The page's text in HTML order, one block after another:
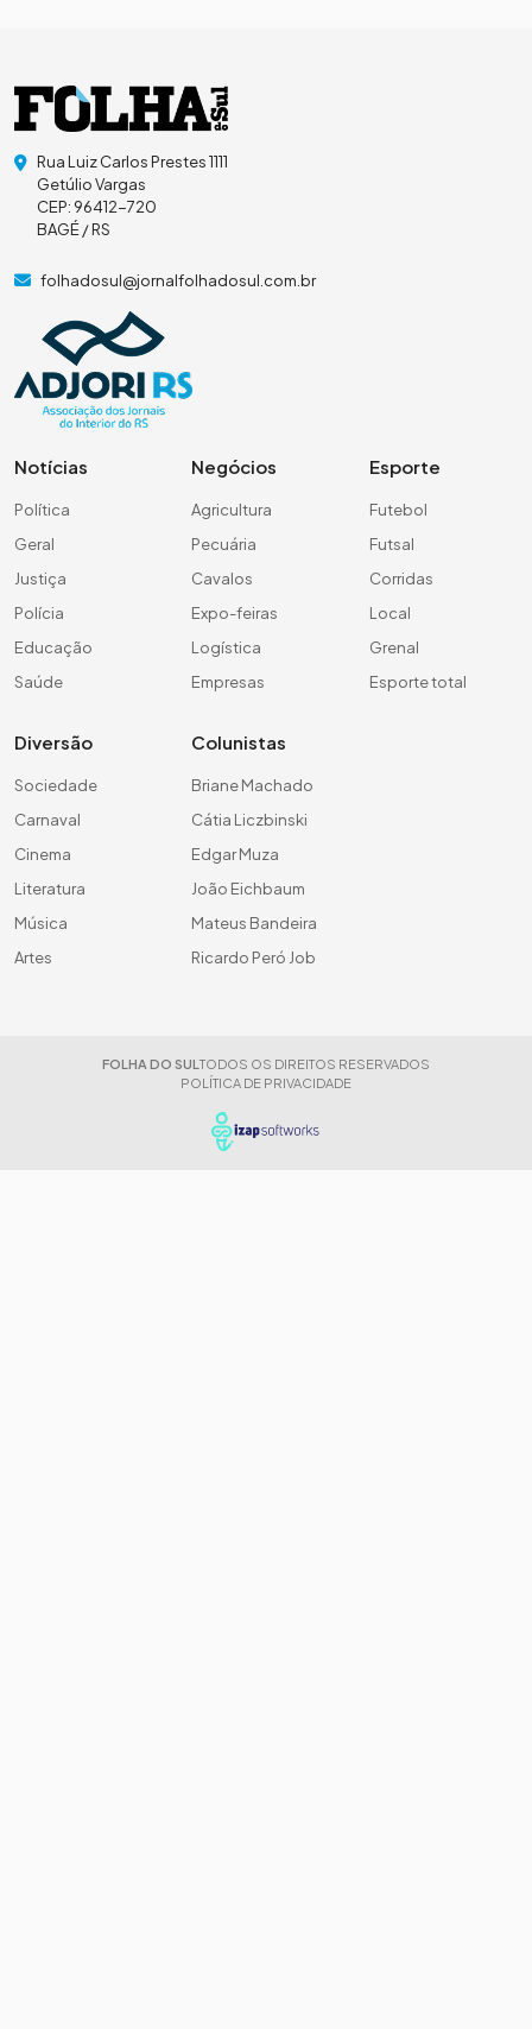
Rua Luiz Carlos Prestes 1111
Getúlio Vargas
CEP: 96412-720
BAGÉ / RS
folhadosul@jornalfolhadosul.com.br
Notícias
Política
Geral
Justiça
Polícia
Educação
Saúde
Negócios
Agricultura
Pecuária
Cavalos
Expo-feiras
Logística
Empresas
Esporte
Futebol
Futsal
Corridas
Local
Grenal
Esporte total
Diversão
Sociedade
Carnaval
Cinema
Literatura
Música
Artes
Colunistas
Briane Machado
Cátia Liczbinski
Edgar Muza
João Eichbaum
Mateus Bandeira
Ricardo Peró Job
FOLHA DO SUL TODOS OS DIREITOS RESERVADOS
POLÍTICA DE PRIVACIDADE